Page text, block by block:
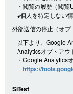
・閲覧の履歴（閲覧
※個人を特定しない
外部送信の停止（オプ
以下より、Google
Analyticsオプトアウ
・Google Analytics
https://
SiTest